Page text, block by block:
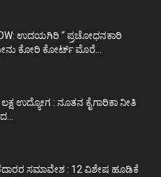
ಉದಯಗಿರಿ “ ಪ್ರಚೋಧನಕಾರಿ
ಕೋರಿ ಕೋರ್ಟ್‌ ಮೊರೆ...
ಉದ್ಯೋಗ : ನೂತನ ಕೈಗಾರಿಕಾ ನೀತಿ
ಸಮಾವೇಶ : 12 ವಿಶೇಷ ಹೂಡಿಕೆ